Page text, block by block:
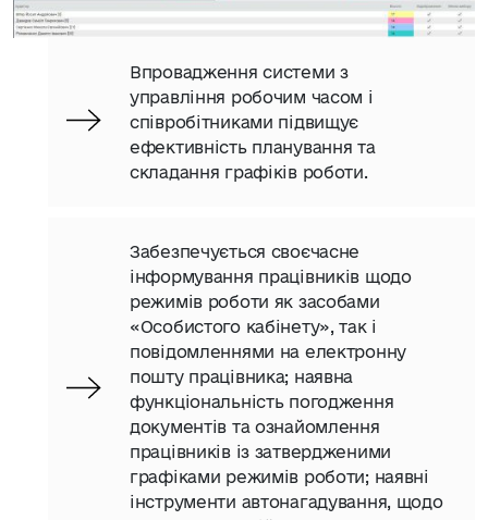
Впровадження системи з
управління робочим часом і
співробітниками підвищує
ефективність планування та
складання графіків роботи.
Забезпечується своєчасне
інформування працівників щодо
режимів роботи як засобами
«Особистого кабінету», так і
повідомленнями на електронну
пошту працівника; наявна
функціональність погодження
документів та ознайомлення
працівників із затвердженими
графіками режимів роботи; наявні
інструменти автонагадування, щодо